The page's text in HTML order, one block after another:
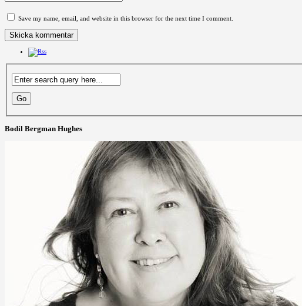
Save my name, email, and website in this browser for the next time I comment.
Bodil Bergman Hughes